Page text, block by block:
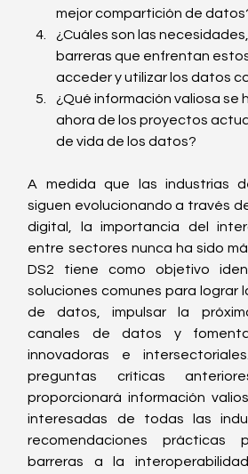
mejor compartición de
¿Cuáles son las
barreras que enfrentan
acceder y utilizar los datos
¿Qué información valiosa se
ahora de los proyectos
de vida de los datos?
A medida que las industrias
siguen evolucionando a través
digital, la importancia del
entre sectores nunca ha sido
DS2 tiene como objetivo
soluciones comunes para lograr
de datos, impulsar la
canales de datos y
innovadoras e
preguntas críticas
proporcionará información
interesadas de todas las
recomendaciones prácticas
barreras a la